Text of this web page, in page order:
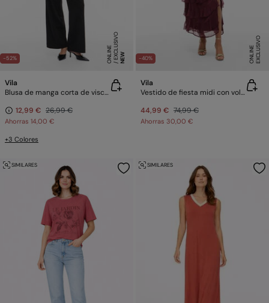
-52% NEW
E
X
C
L
USI
V
O
O
N
LI
N
E
Vila
Blusa de manga corta de viscosa
12,99 € 26,99 €
Ahorras 14,00 €
+3 Colores
-40% E
X
C
L
U
SI
V
O
O
N
LI
N
E
Vila
Vestido de fiesta midi con volantes
44,99 € 74,99 €
Ahorras 30,00 €
SIMILARES SIMILARES